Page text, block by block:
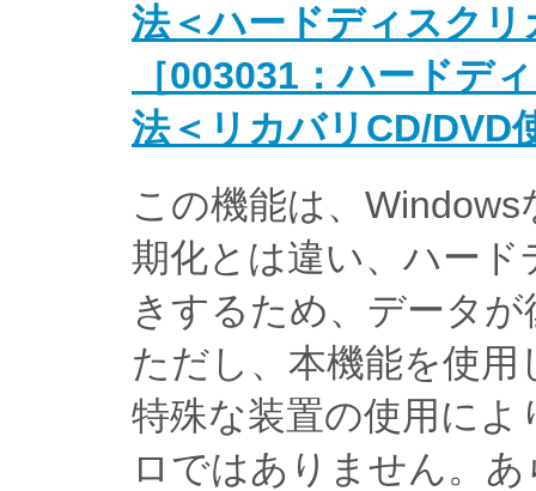
法＜ハードディスク
［003031：ハードデ
法＜リカバリCD/DVD
この機能は、
期化とは違い、ハー
きするため、データ
ただし、本機能を使
特殊な装置の使用に
ロではありません。